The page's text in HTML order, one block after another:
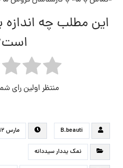
این مطلب چه اندازه
منتظر اولین رای
B.beauti مارس ۱۲, ۲۰۲۳
نمک یددار سیددانه